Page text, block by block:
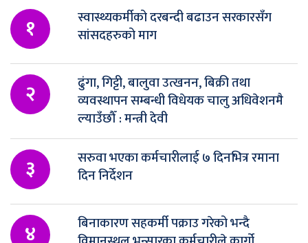
१
स्वास्थ्यकर्मीको दरबन्दी बढाउन सरकारसँग
सांसदहरुको माग
२
ढुंगा, गिट्टी, बालुवा उत्खनन, बिक्री तथा
व्यवस्थापन सम्बन्धी विधेयक चालु अधिवेशनमै
ल्याउँछौँ : मन्त्री देवी
३
सरुवा भएका कर्मचारीलाई ७ दिनभित्र रमाना
दिन निर्देशन
४
बिनाकारण सहकर्मी पक्राउ गरेको भन्दै